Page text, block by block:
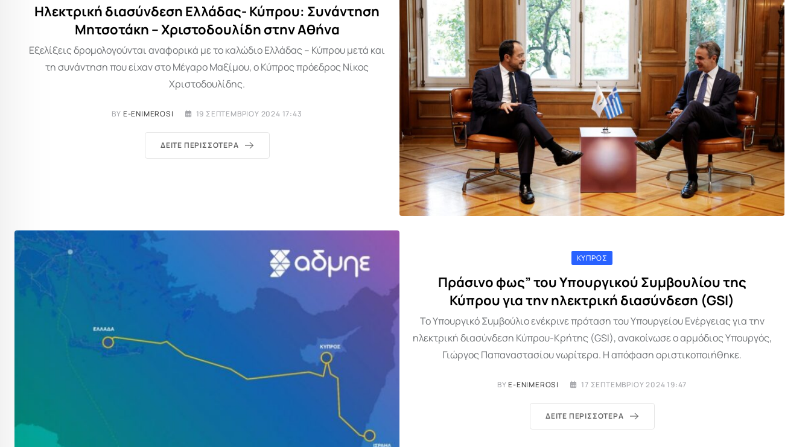
Ηλεκτρική διασύνδεση Ελλάδας- Κύπρου: Συνάντηση
Μητσοτάκη – Χριστοδουλίδη στην Αθήνα
Εξελίξεις δρομολογούνται αναφορικά με το καλώδιο Ελλάδας – Κύπρου μετά και
τη συνάντηση που είχαν στο Μέγαρο Μαξίμου, ο Κύπρος πρόεδρος Νίκος
Χριστοδουλίδης.
BY E-ENIMEROSI 19 ΣΕΠΤΕΜΒΡΊΟΥ 2024 17:43
ΔΕΊΤΕ ΠΕΡΙΣΣΌΤΕΡΑ
ΚΎΠΡΟΣ
Πράσινο φως” του Υπουργικού Συμβουλίου της
Κύπρου για την ηλεκτρική διασύνδεση (GSI)
Το Υπουργικό Συμβούλιο ενέκρινε πρόταση του Υπουργείου Ενέργειας για την
ηλεκτρική διασύνδεση Κύπρου-Κρήτης (GSI), ανακοίνωσε ο αρμόδιος Υπουργός,
Γιώργος Παπαναστασίου νωρίτερα. Η απόφαση οριστικοποιήθηκε.
BYE-ENIMEROSI 17 ΣΕΠΤΕΜΒΡΊΟΥ 2024 19:47
ΔΕΊΤΕ ΠΕΡΙΣΣΌΤΕΡΑ